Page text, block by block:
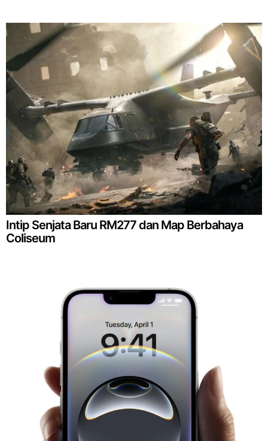
Intip Senjata Baru RM277 dan Map Berbahaya
Coliseum